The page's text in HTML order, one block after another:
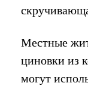
Местные
циновки из
могут